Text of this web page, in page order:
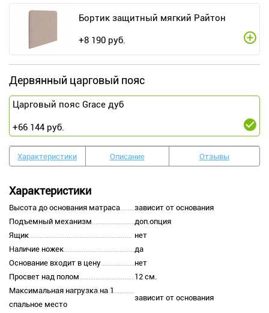
Бортик защитный мягкий Райтон
+8 190 руб.
Дервянный царговый пояс
Царговый пояс Grace дуб
+66 144 руб.
Характеристики Описание Отзывы
Характеристики
Высота до основания матраса
зависит от основания
Подъемный механизм
доп.опция
Ящик
нет
Наличие ножек
да
Основание входит в цену
нет
Просвет над полом
12 см.
Максимальная нагрузка на 1
спальное место
зависит от основания